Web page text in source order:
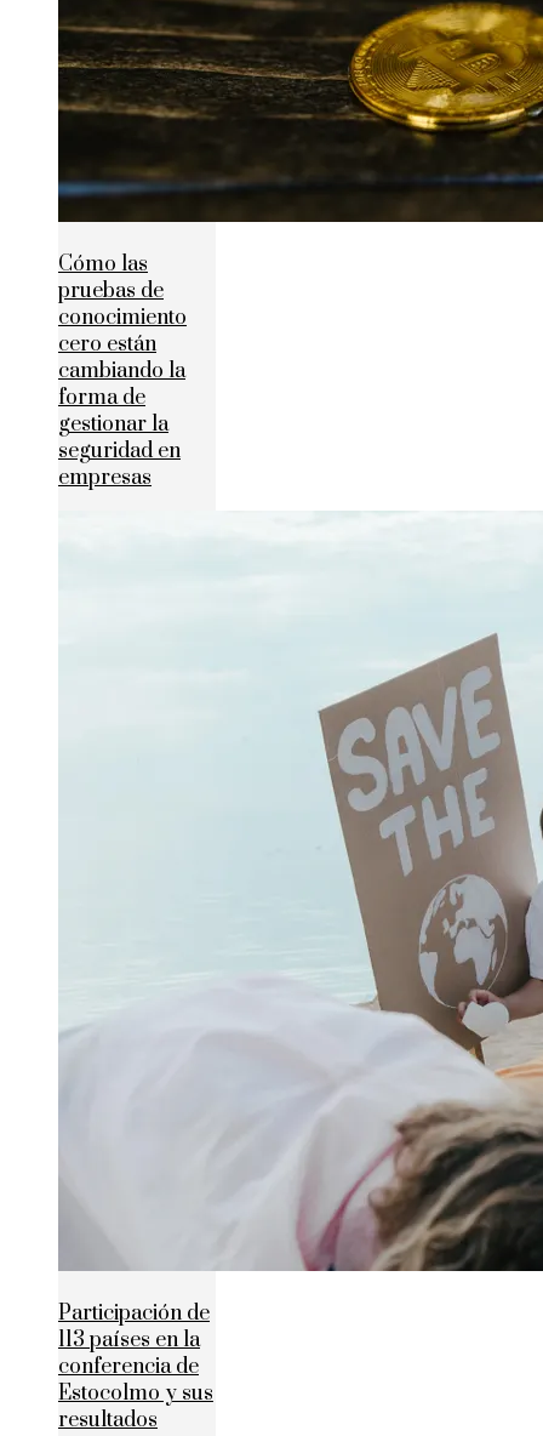
Cómo las
pruebas de
conocimiento
cero están
cambiando la
forma de
gestionar la
seguridad en
empresas
Participación de
113 países en la
conferencia de
Estocolmo y sus
resultados